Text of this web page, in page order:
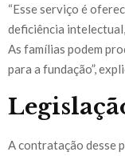
“Esse serviço é
deficiência
As famílias podem
para a fundação”,
A contratação desse